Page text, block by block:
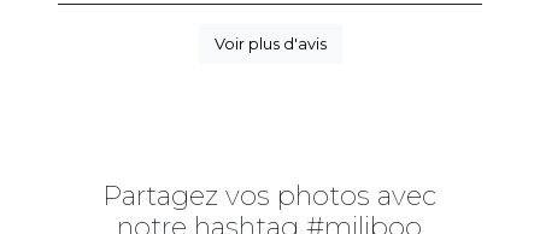
Voir plus d'avis
Partagez vos photos avec
notre hashtag #miliboo